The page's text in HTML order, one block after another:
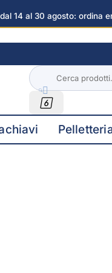
14 al 30 agosto: ordina

